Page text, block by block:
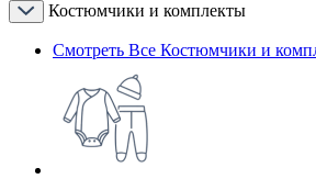
Костюмчики и комплекты
Смотреть Все Костюмчики и